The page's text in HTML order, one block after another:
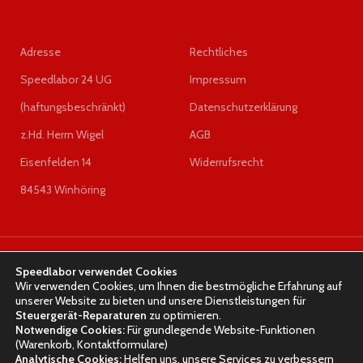
Adresse
Speedlabor 24 UG
(haftungsbeschränkt)
z.Hd. Herrn Wigel
Eisenfelden 14
84543 Winhöring
Rechtliches
Impressum
Datenschutzerklärung
AGB
Widerrufsrecht
Speedlabor verwendet Cookies
Wir verwenden Cookies, um Ihnen die bestmögliche Erfahrung auf
unserer Website zu bieten und unsere Dienstleistungen für
Steuergerät-Reparaturen zu optimieren.
Notwendige Cookies:Für grundlegende Website-Funktionen
(Warenkorb, Kontaktformulare)
Analytische Cookies:Helfen uns, unsere Services zu verbessern